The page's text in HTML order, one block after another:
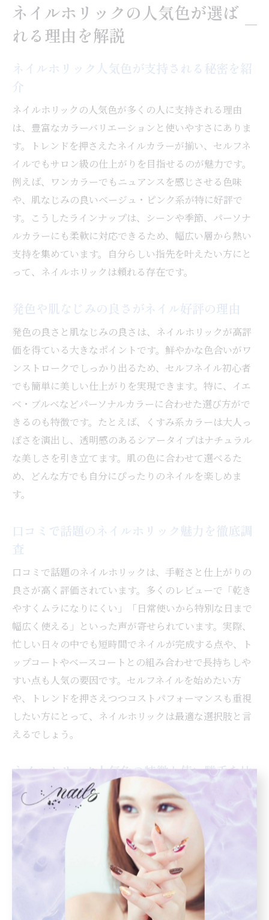
ネイルホリックの人気色が選ば
れる理由を解説
ネイルホリック人気色が支持される秘密を紹
介
ネイルホリックの人気色が多くの人に支持される理由
は、豊富なカラーバリエーションと使いやすさにありま
す。トレンドを押さえたネイルカラーが揃い、セルフネ
イルでもサロン級の仕上がりを目指せるのが魅力です。
例えば、ワンカラーでもニュアンスを感じさせる色味
や、肌なじみの良いベージュ・ピンク系が特に好評で
す。こうしたラインナップは、シーンや季節、パーソナ
ルカラーにも柔軟に対応できるため、幅広い層から熱い
支持を集めています。自分らしい指先を叶えたい方にと
って、ネイルホリックは頼れる存在です。
発色や肌なじみの良さがネイル好評の理由
発色の良さと肌なじみの良さは、ネイルホリックが高評
価を得ている大きなポイントです。鮮やかな色合いがワ
ンストロークでしっかり出るため、セルフネイル初心者
でも簡単に美しい仕上がりを実現できます。特に、イエ
ベ・ブルベなどパーソナルカラーに合わせた選び方がで
きるのも特徴です。たとえば、くすみ系カラーは大人っ
ぽさを演出し、透明感のあるシアータイプはナチュラル
な美しさを引き立てます。肌の色に合わせて選べるた
め、どんな方でも自分にぴったりのネイルを楽しめま
す。
口コミで話題のネイルホリック魅力を徹底調
査
口コミで話題のネイルホリックは、手軽さと仕上がりの
良さが高く評価されています。多くのレビューで「乾き
やすくムラになりにくい」「日常使いから特別な日まで
幅広く使える」といった声が寄せられています。実際、
忙しい日々の中でも短時間でネイルが完成する点や、ト
ップコートやベースコートとの組み合わせで長持ちしや
すい点も人気の要因です。セルフネイルを始めたい方
や、トレンドを押さえつつコストパフォーマンスも重視
したい方にとって、ネイルホリックは最適な選択肢と言
えるでしょう。
ネイルホリック人気色の特徴と使い勝手を比
較
ネイルホリックの人気色は、それぞれ異なる特徴と使い
勝手があります。代表的なベージュやピンク系は、オフ
ィスや学校でも違和感なく使えるナチュラルな印象が魅
力です。一方、くすみ系やラメ入りは、季節感やトレン
ドを取り入れたおしゃれな指先を演出できます。具体的
には、「シアータイプで透け感を楽しむ」「ラメで華や